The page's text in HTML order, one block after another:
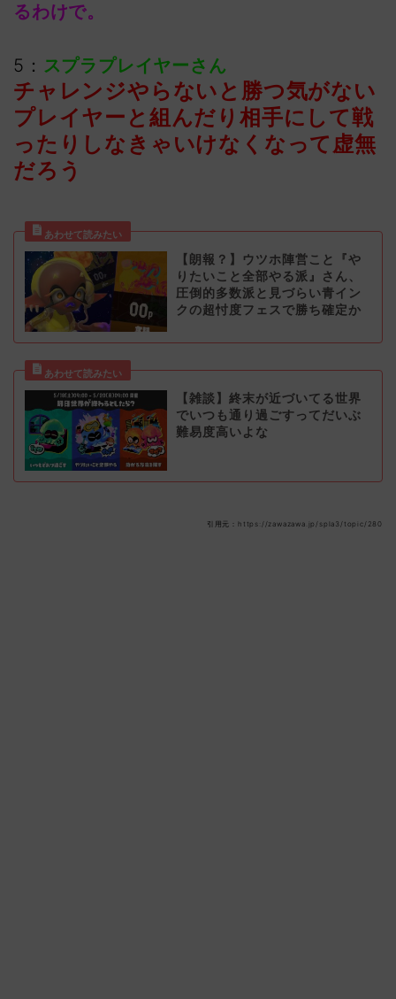
るわけで。
5： スプラプレイヤーさん
チャレンジやらないと勝つ気がない
プレイヤーと組んだり相手にして戦
ったりしなきゃいけなくなって虚無
だろう
【朗報？】ウツホ陣営こと『や
りたいこと全部やる派』さん、
圧倒的多数派と見づらい青イン
クの超忖度フェスで勝ち確定か
【雑談】終末が近づいてる世界
でいつも通り過ごすってだいぶ
難易度高いよな
引用元：https://zawazawa.jp/spla3/topic/280